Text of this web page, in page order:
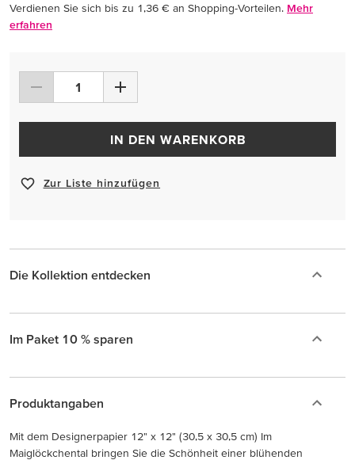
Verdienen Sie sich bis zu 1,36 € an Shopping-Vorteilen. Mehr
erfahren
IN DEN WARENKORB
Zur Liste hinzufügen
Die Kollektion entdecken
Im Paket 10 % sparen
Produktangaben
Mit dem Designerpapier 12" x 12" (30,5 x 30,5 cm) Im
Maiglöckchental bringen Sie die Schönheit einer blühenden